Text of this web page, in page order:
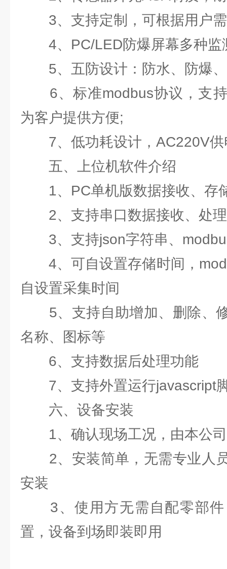
3、支持定制，可根据用户需
4、PC/LED防爆屏幕多种监
5、五防设计：防水、防爆、
6、标准modbus协议，支持
为客户提供方便;
7、低功耗设计，AC220V供
五、上位机软件介绍
1、PC单机版数据接收、存
2、支持串口数据接收、处理
3、支持json字符串、
4、可自设置存储时间，
自设置采集时间
5、支持自助增加、删除、
名称、图标等
6、支持数据后处理功能
7、支持外置运行javascript
六、设备安装
1、确认现场工况，由本公司
2、安装简单，无需专业人
安装
3、使用方无需自配零部件
置，设备到场即装即用